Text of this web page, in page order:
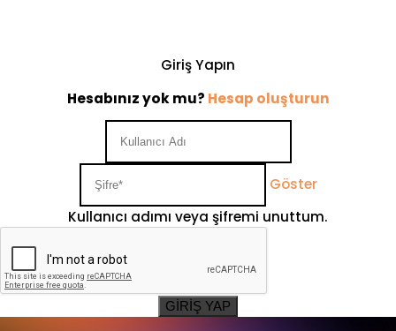
Giriş Yapın
Hesabınız yok mu? Hesap oluşturun
Göster
Kullanıcı adımı veya şifremi unuttum.
GİRİŞ YAP